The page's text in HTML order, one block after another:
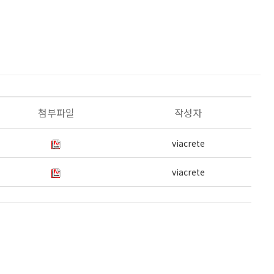
첨부파일 작성자
viacrete
viacrete